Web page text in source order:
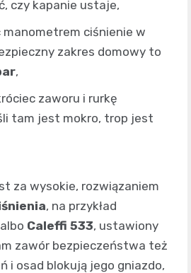
czy kapanie ustaje,
manometrem ciśnienie w
zakres domowy to
,
zaworu i rurkę
tam jest mokro, trop jest
za wysokie, rozwiązaniem
, na przykład
albo Caleffi 533, ustawiony
zawór bezpieczeństwa też
i osad blokują jego gniazdo,